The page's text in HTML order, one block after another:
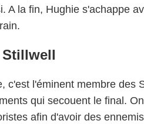
A la fin, Hughie s'achappe
Stillwell
c'est l'éminent membre des
qui secouent le final.
afin d'avoir des